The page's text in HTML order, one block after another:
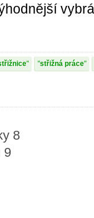
střižná práce
8
9